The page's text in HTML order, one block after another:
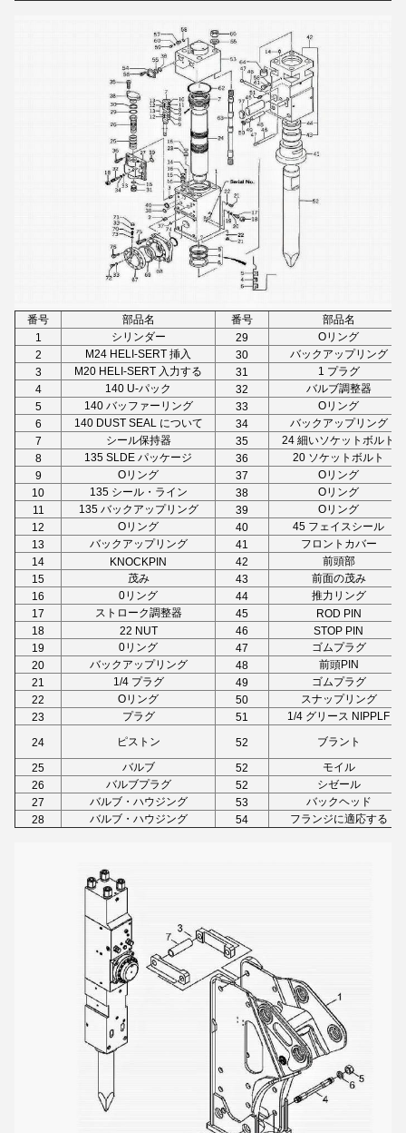
番号 部品名 番号
部品名
1
シリンダー 29
Oリング
2
M24 HELI-SERT 挿入 30
バックアップリング
3
M20 HELI-SERT 入力する 31
1 プラグ
4
140 U-パック 32
バルブ調整器
5
140 バッファーリング 33
Oリング
6
140 DUST SEAL について 34
バックアップリング
7
シール保持器 35
24 細いソケットボルト
8
135 SLDE パッケージ 36
20 ソケットボルト
9
Oリング 37
Oリング
10
135 シール・ライン 38
Oリング
11
135 バックアップリング 39
Oリング
12
Oリング 40
45 フェイスシール
13
バックアップリング 41
フロントカバー
14
KNOCKPIN 42
前頭部
15
茂み 43
前面の茂み
16
0リング 44
推力リング
17
ストローク調整器 45
ROD PIN
18
22 NUT 46
STOP PIN
19
0リング 47
ゴムプラグ
20
バックアップリング 48
前頭PIN
21
1/4 プラグ 49
ゴムプラグ
22
Oリング 50
スナップリング
23
プラグ 51 1/4 グリース NIPPLF
24 ピストン 52 ブラント
25 バルブ 52
モイル
26
バルブプラグ 52
シゼール
27
バルブ・ハウジング 53
バックヘッド
28
バルブ・ハウジング 54 フランジに適応する